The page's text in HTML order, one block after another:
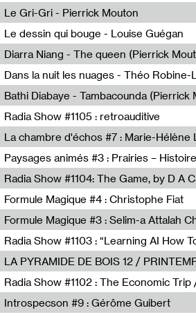
Pierrick Mouton
Le Gri-Gri - Pierrick Mouton
Pierrick Mouton
Le dessin qui bouge - Louise Guégan
Louise Guégan
Diarra Niang - The queen (Pierrick
Pierrick Mouton,Diarra Niang
Théo Robine-Langlois,LD Beat
Pierrick Mouton,Bathi Diabaye
Radia Show #1105 : retroauditive
Soundart Radio
La chambre d'échos #7 : Marie-Hélène
Revue Les Chambres,Marie-Hélène
Anne Simon
Radia Show #1104: The Game, by D A
Radio One NZ
Formule Magique #4 : Christophe Fiat
Nathalie Lacroix
Nathalie Lacroix,Selim-a Attalah
Radio Campus Bruxelles
Sammy Stein
Radio Grenouille
Introspecson #9 : Gérôme Guibert